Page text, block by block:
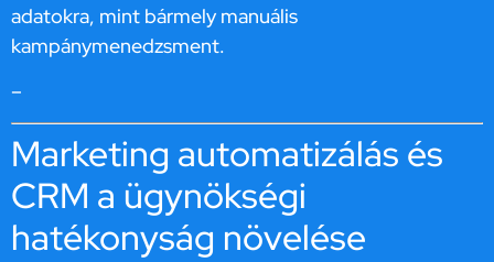
adatokra, mint bármely manuális
kampánymenedzsment.
–
Marketing automatizálás és
CRM a ügynökségi
hatékonyság növelése